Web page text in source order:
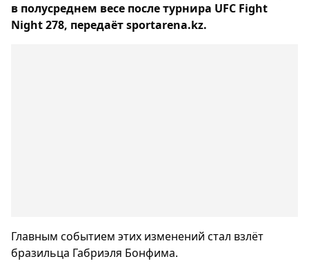
в полусреднем весе после турнира UFC Fight
Night 278, передаёт sportarena.kz.
Главным событием этих изменений стал взлёт
бразильца Габриэля Бонфима.